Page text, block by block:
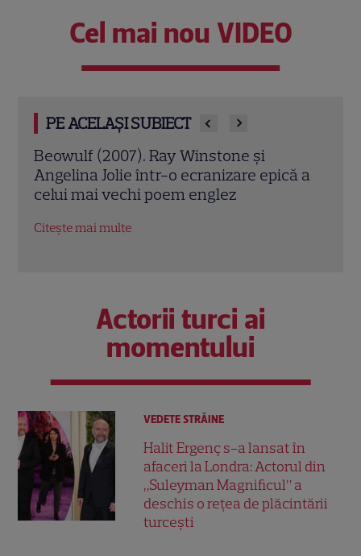
Cel mai nou VIDEO
PE ACELAȘI SUBIECT
Jack Ryan: Agentul din umbră (2014).
Chris Pine și Kevin Costner, într-o cursă
contra cronometru pentru salvarea
Actorii turci ai
momentului
VEDETE STRĂINE
Halit Ergenç s-a lansat în
afaceri la Londra: Actorul din
„Suleyman Magnificul” a
deschis o rețea de plăcintării
turcești